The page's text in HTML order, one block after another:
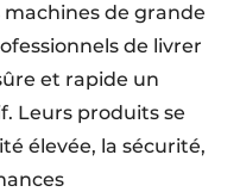
de grande
de livrer
et rapide un
Leurs produits se
élevée, la sécurité,